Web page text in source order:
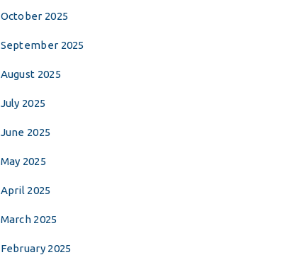
October 2025
September 2025
August 2025
July 2025
June 2025
May 2025
April 2025
March 2025
February 2025